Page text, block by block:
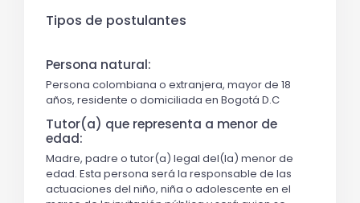
Tipos de postulantes
Persona natural:
Persona colombiana o extranjera, mayor de 18
años, residente o domiciliada en Bogotá D.C
Tutor(a) que representa a menor de
edad:
Madre, padre o tutor(a) legal del(la) menor de
edad. Esta persona será la responsable de las
actuaciones del niño, niña o adolescente en el